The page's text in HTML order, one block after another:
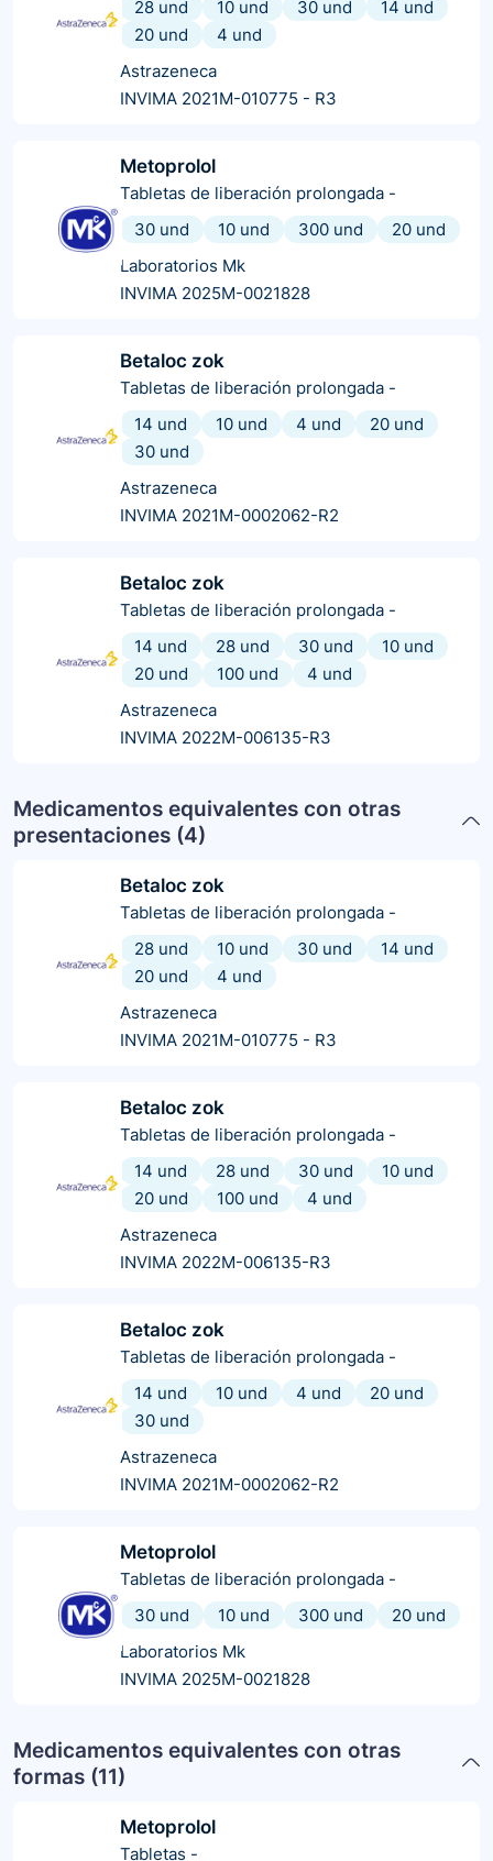
28 und
10 und 30 und
14 und
20 und
4 und
Astrazeneca
INVIMA 2021M-010775 - R3
Metoprolol
Tabletas de liberación prolongada -
30 und
10 und 300 und
20 und
Laboratorios Mk
INVIMA 2025M-0021828
Betaloc zok
Tabletas de liberación prolongada -
14 und
10 und 4 und
20 und
30 und
Astrazeneca
INVIMA 2021M-0002062-R2
Betaloc zok
Tabletas de liberación prolongada -
14 und
28 und 30 und
10 und
20 und
100 und
4 und
Astrazeneca
INVIMA 2022M-006135-R3
Medicamentos equivalentes con otras
presentaciones (4)
Betaloc zok
Tabletas de liberación prolongada -
28 und
10 und 30 und
14 und
20 und
4 und
Astrazeneca
INVIMA 2021M-010775 - R3
Betaloc zok
Tabletas de liberación prolongada -
14 und
28 und 30 und
10 und
20 und
100 und
4 und
Astrazeneca
INVIMA 2022M-006135-R3
Betaloc zok
Tabletas de liberación prolongada -
14 und
10 und 4 und
20 und
30 und
Astrazeneca
INVIMA 2021M-0002062-R2
Metoprolol
Tabletas de liberación prolongada -
30 und
10 und 300 und
20 und
Laboratorios Mk
INVIMA 2025M-0021828
Medicamentos equivalentes con otras
formas (11)
Metoprolol
Tabletas -